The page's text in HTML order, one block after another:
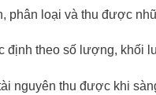
phân loại và thu được
định theo số lượng, khối
nguyên thu được khi